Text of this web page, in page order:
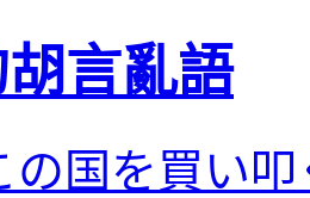
言亂語
の国を買い